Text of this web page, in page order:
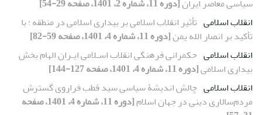
انقلاب اسلامی تأثیر انقلاب اسلامی بر بیداری اسلامی در منطقه ؛ با
تأکید بر انصار الله یمن[دوره 11، شماره 4، 1401، صفحه 59-82]
انقلاب اسلامی حکمرانی فرهنگی انقلاب اسـلامی ایـران الهام بخش
بیداری اسلامی[دوره 11، شماره 4، 1401، صفحه 127-144]
انقلاب اسلامی چالش اندیشۀ سیاسی سید قطب فراروی گسترش
مردم‌سالاری دینی در جهان اسلام
[دوره 11، شماره 4، 1401، صفحه